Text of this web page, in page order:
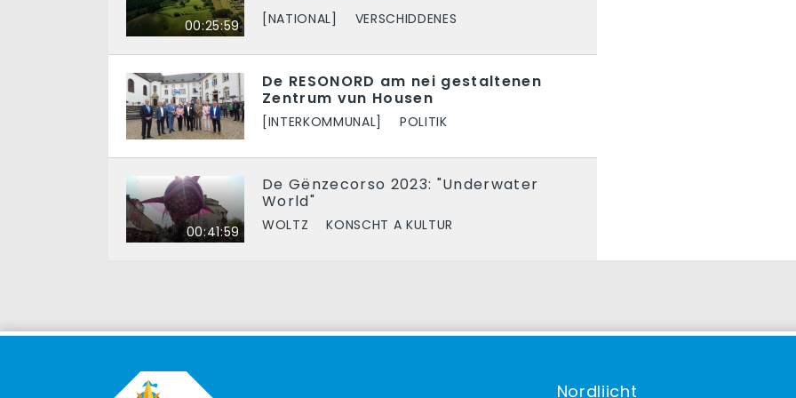
00:25:59 [NATIONAL] VERSCHIDDENES
De RESONORD am nei gestaltenen
Zentrum vun Housen
[INTERKOMMUNAL] POLITIK
00:41:59
De Gënzecorso 2023: "Underwater
World"
WOLTZ KONSCHT A KULTUR
Nordliicht